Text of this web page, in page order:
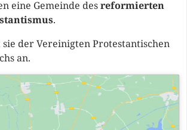
eine Gemeinde desreformierten
.
sie der Vereinigten Protestantischen
an.